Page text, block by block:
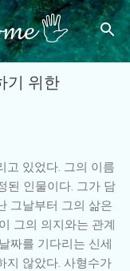
기 🖐
기 위한
고 있었다. 그의 이름
된 인물이다. 그가 담
그날부터 그의 삶은
그의 의지와는 관계
짜를 기다리는 신세
지 않았다. 사형수가